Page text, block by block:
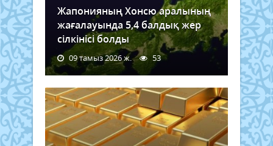
Жапонияның Хонсю аралының
жағалауында 5,4 балдық жер
сілкінісі болды
09 тамыз 2026 ж. 53